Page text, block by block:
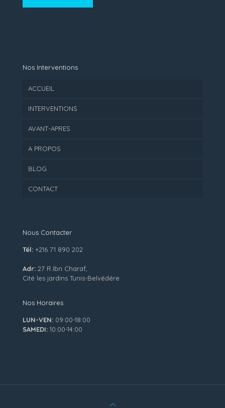
Nos Interventions
ACCUEIL
INTERVENTIONS
AVANT-APRES
A PROPOS
BLOG
CONTACT
Nous Contacter
Tél: +216 71 890 202
Adr: 27 R.Ibn Charaf,
Cité les jardins Tunis-Belvédére
Nos Horaires
LUN-VEN: 09:00-18:00
SAMEDI: 10:00-14:00